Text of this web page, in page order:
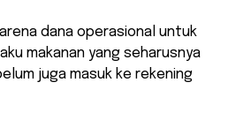
dana operasional untuk
makanan yang seharusnya
juga masuk ke rekening